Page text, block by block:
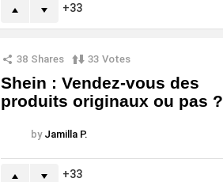
33
38 Shares 33 Votes
Shein : Vendez-vous des
produits originaux ou pas ?
by Jamilla P.
33